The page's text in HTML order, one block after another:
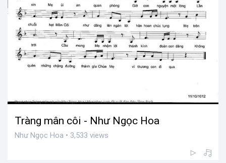
Tràng mân côi - Như Ngọc Hoa
Như Ngọc Hoa • 3,533 views